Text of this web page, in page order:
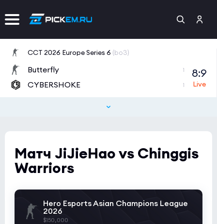
CCT 2026 Europe Series 6 (bo3)
Butterfly 1
CYBERSHOKE 1
8:9
BetBoom Storm Season 4
Матч JiJieHao vs Chinggis
Warriors
Hero Esports Asian Champions League
2026
$150,000